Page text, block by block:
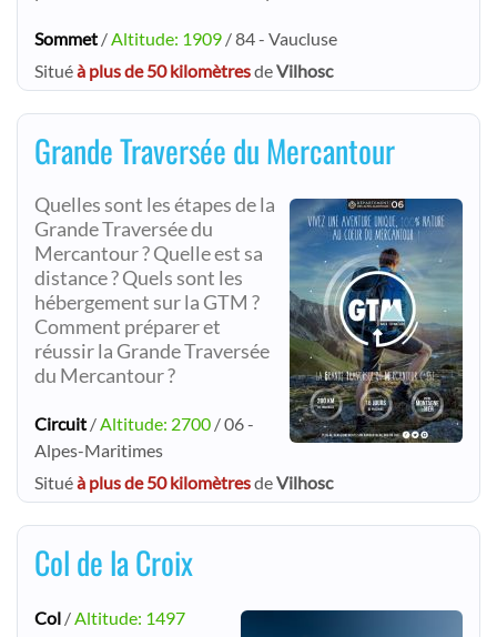
Sommet / Altitude: 1909 / 84 - Vaucluse
Situéà plus de 50 kilomètresdeVilhosc
Grande Traversée du Mercantour
Quelles sont les étapes de la
Grande Traversée du
Mercantour ? Quelle est sa
distance ? Quels sont les
hébergement sur la GTM ?
Comment préparer et
réussir la Grande Traversée
du Mercantour ?
Circuit / Altitude: 2700 / 06 -
Alpes-Maritimes
Situéà plus de 50 kilomètresdeVilhosc
Col de la Croix
Col / Altitude: 1497